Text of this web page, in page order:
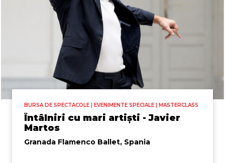
BURSA DE SPECTACOLE | EVENIMENTE SPECIALE | MASTERCLASS
Întâlniri cu mari artiști - Javier
Martos
Granada Flamenco Ballet, Spania